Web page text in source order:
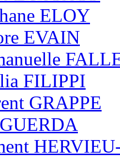
ELOY
EVAIN
FILIPPI
GRAPPE